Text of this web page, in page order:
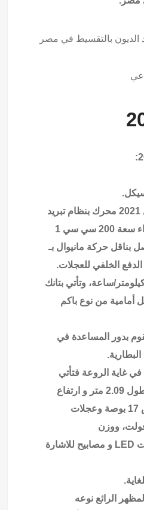
بالتقسيط في مصر
يتضمن بينيلي VLR موديل 2021 محرك بنظام تبريد
زيت سربنتينة مع تبريد هواء سعة 200 سي سي 1
متصل بناقل حركة مانيوال بـ
سرعة قصوى 110 كيلومتر/ساعة، وتأتي بتانك
و فرامل أمامية من نوع باكم
بدور المساعدة في
في غاية الروعة فتأتي
بينيلي VLR بأبعاد هيكلية طول 2.09 متر و ارتفاع
1.09 متر، مع جنوط قياس 17 بوصة وعجلات
تكون المصابيح عادية ليست LED و مصابيح للاشارة
الرائع نوعه